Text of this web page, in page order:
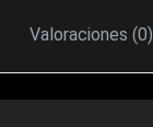
Valoraciones (0)